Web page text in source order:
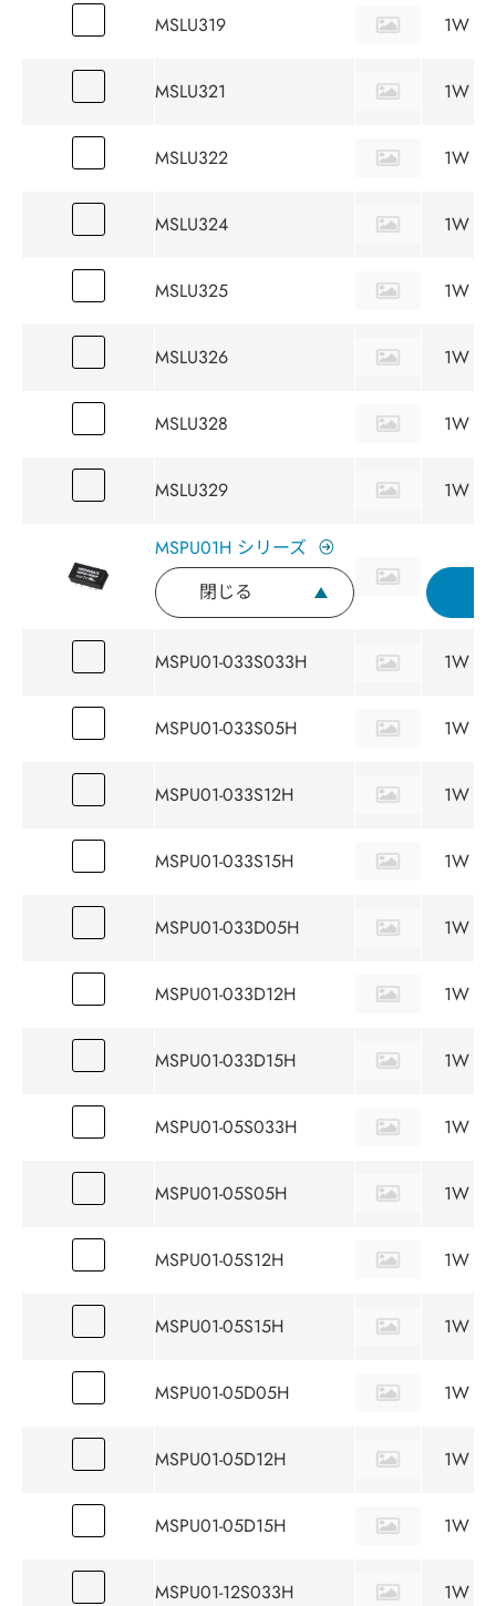
MSLU319 1W
MSLU321 1W
MSLU322 1W
MSLU324 1W
MSLU325 1W
MSLU326 1W
MSLU328 1W
MSLU329 1W
MSPU01H シリーズ
閉じる
MSPU01-033S033H 1W
MSPU01-033S05H 1W
MSPU01-033S12H 1W
MSPU01-033S15H 1W
MSPU01-033D05H 1W
MSPU01-033D12H 1W
MSPU01-033D15H 1W
MSPU01-05S033H 1W
MSPU01-05S05H 1W
MSPU01-05S12H 1W
MSPU01-05S15H 1W
MSPU01-05D05H 1W
MSPU01-05D12H 1W
MSPU01-05D15H 1W
MSPU01-12S033H 1W